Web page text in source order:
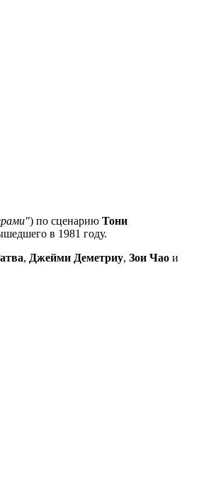
) по сценарию Тони
в 1981 году.
, Джейми Деметриу, Зои Чао и